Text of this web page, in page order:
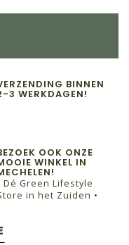
BINNEN
3 WERKDAGEN!
OOK ONZE
WINKEL IN
Dé Green Lifestyle
in het Zuiden •